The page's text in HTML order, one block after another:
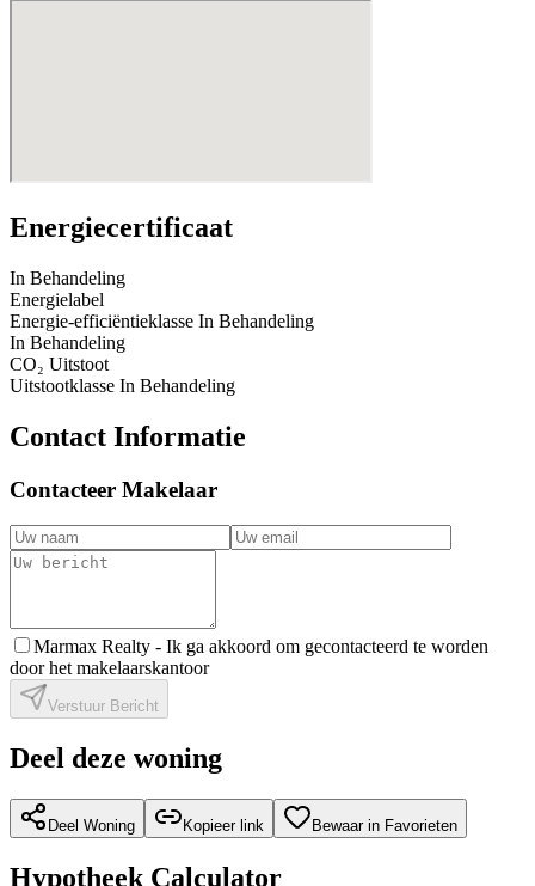
Energiecertificaat
In Behandeling
Energielabel
Energie-efficiëntieklasse In Behandeling
In Behandeling
CO₂ Uitstoot
Uitstootklasse In Behandeling
Contact Informatie
Contacteer Makelaar
Marmax Realty - Ik ga akkoord om gecontacteerd te worden
door het makelaarskantoor
Verstuur Bericht
Deel deze woning
Deel Woning Kopieer link Bewaar in Favorieten
Hypotheek Calculator